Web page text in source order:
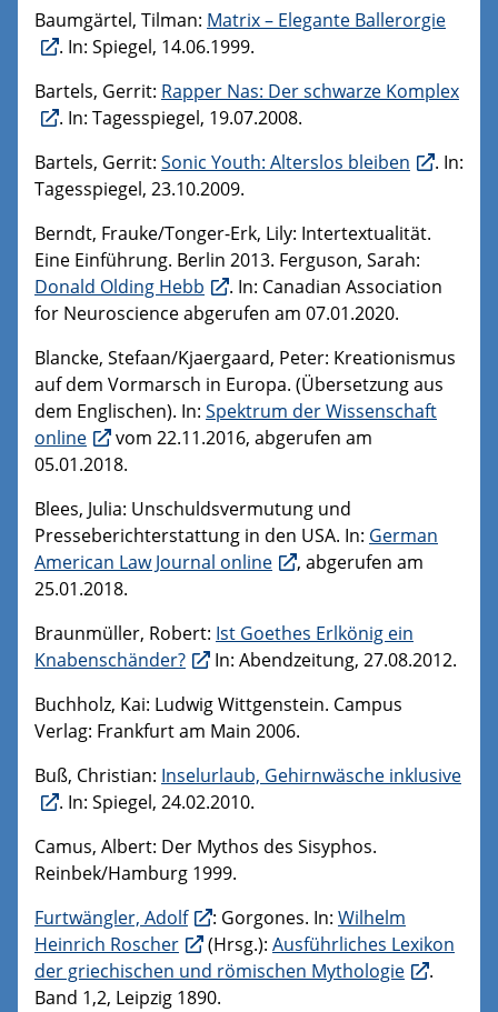
Baumgärtel, Tilman: Matrix – Elegante Ballerorgie
. In: Spiegel, 14.06.1999.
Bartels, Gerrit: Rapper Nas: Der schwarze Komplex
. In: Tagesspiegel, 19.07.2008.
Bartels, Gerrit: Sonic Youth: Alterslos bleiben
. In:
Tagesspiegel, 23.10.2009.
Berndt, Frauke/Tonger-Erk, Lily: Intertextualität.
Eine Einführung. Berlin 2013. Ferguson, Sarah:
Donald Olding Hebb
. In: Canadian Association
for Neuroscience abgerufen am 07.01.2020.
Blancke, Stefaan/Kjaergaard, Peter: Kreationismus
auf dem Vormarsch in Europa. (Übersetzung aus
dem Englischen). In: Spektrum der Wissenschaft
online
vom 22.11.2016, abgerufen am
05.01.2018.
Blees, Julia: Unschuldsvermutung und
Presseberichterstattung in den USA. In: German
American Law Journal online
, abgerufen am
25.01.2018.
Braunmüller, Robert: Ist Goethes Erlkönig ein
Knabenschänder?
In: Abendzeitung, 27.08.2012.
Buchholz, Kai: Ludwig Wittgenstein. Campus
Verlag: Frankfurt am Main 2006.
Buß, Christian: Inselurlaub, Gehirnwäsche inklusive
. In: Spiegel, 24.02.2010.
Camus, Albert: Der Mythos des Sisyphos.
Reinbek/Hamburg 1999.
Furtwängler, Adolf
: Gorgones. In: Wilhelm
Heinrich Roscher
(Hrsg.): Ausführliches Lexikon
der griechischen und römischen Mythologie
.
Band 1,2, Leipzig 1890.